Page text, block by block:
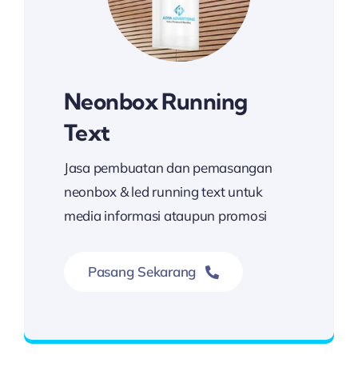
Neonbox Running
Text
Jasa pembuatan dan pemasangan
neonbox & led running text untuk
media informasi ataupun promosi
Pasang Sekarang